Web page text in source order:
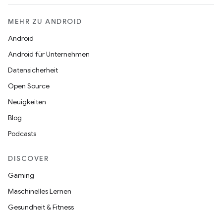
MEHR ZU ANDROID
Android
Android für Unternehmen
Datensicherheit
Open Source
Neuigkeiten
Blog
Podcasts
DISCOVER
Gaming
Maschinelles Lernen
Gesundheit & Fitness